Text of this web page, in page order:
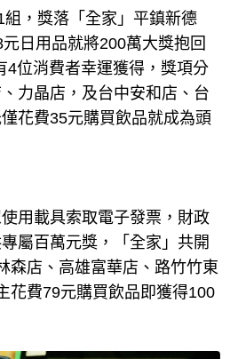
，獎落「全家」平鎮新德
日用品就將200萬大獎抱回
4位消費者幸運獲得，獎項分
力晶店，及台中安和店、台
花費35元購買飲品就成為頭
用載具索取電子發票，財政
屬百萬元獎，「全家」共開
森店、高雄富華店、路竹竹東
花費79元購買飲品即獲得100